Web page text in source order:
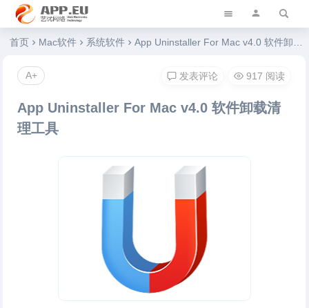
艺优软件乐园
首页 Mac软件 系统软件 App Uninstaller For Mac v4.0 软件卸载清理工具
App Uninstaller For Mac v4.0 软件卸载清
理工具
发表评论 917 阅读
A+